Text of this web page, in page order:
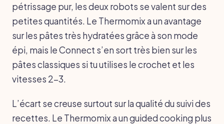
pétrissage pur, les deux robots se valent sur des
petites quantités. Le Thermomix a un avantage
sur les pâtes très hydratées grâce à son mode
épi, mais le Connect s’en sort très bien sur les
pâtes classiques si tu utilises le crochet et les
vitesses 2-3.
L’écart se creuse surtout sur la qualité du suivi des
recettes. Le Thermomix a un guided cooking plus